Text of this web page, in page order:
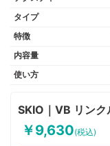
タイプ
特徴
内容量
使い方
SKIO｜VB リン
￥9,630(税込)